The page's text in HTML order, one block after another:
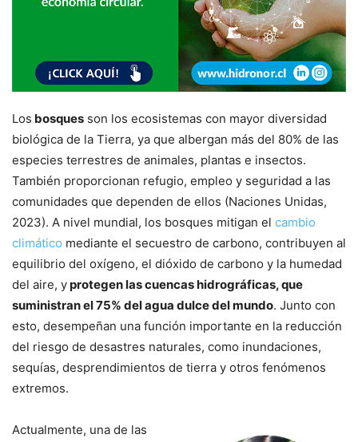
Los bosques son los ecosistemas con mayor diversidad
biológica de la Tierra, ya que albergan más del 80% de las
especies terrestres de animales, plantas e insectos.
También proporcionan refugio, empleo y seguridad a las
comunidades que dependen de ellos (Naciones Unidas,
2023). A nivel mundial, los bosques mitigan el cambio
climático mediante el secuestro de carbono, contribuyen al
equilibrio del oxígeno, el dióxido de carbono y la humedad
del aire, yprotegen las cuencas hidrográficas, que
suministran el 75% del agua dulce del mundo. Junto con
esto, desempeñan una función importante en la reducción
del riesgo de desastres naturales, como inundaciones,
sequías, desprendimientos de tierra y otros fenómenos
extremos.
Actualmente, una de las